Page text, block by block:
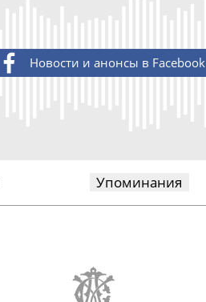
Новости и анонсы в Facebook
Упоминания